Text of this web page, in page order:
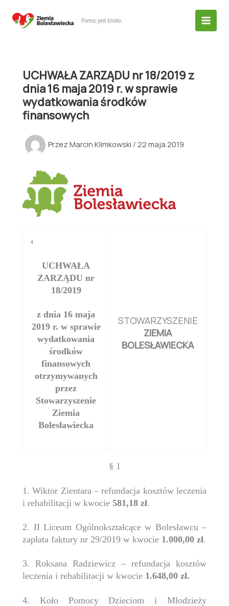
Pomoc jest blisko.
UCHWAŁA ZARZĄDU nr 18/2019 z
dnia 16 maja 2019 r. w sprawie
wydatkowania środków
finansowych
Przez Marcin Klimkowski / 22 maja 2019
4
UCHWAŁA
ZARZĄDU nr
18/2019
z dnia 16 maja
2019 r. w sprawie
wydatkowania
środków
finansowych
otrzymywanych
przez
Stowarzyszenie
Ziemia
Bolesławiecka
STOWARZYSZENIE
ZIEMIA
BOLESŁAWIECKA
§ 1
1. Wiktor Zientara – refundacja kosztów leczenia
i rehabilitacji w kwocie 581,18 zł.
2. II Liceum Ogólnokształcące w Bolesławcu –
zapłata faktury nr 29/2019 w kwocie 1.000,00 zł.
3. Roksana Radziewicz – refundacja kosztów
leczenia i rehabilitacji w kwocie 1.648,00 zł.
4. Koło Pomocy Dzieciom i Młodzieży